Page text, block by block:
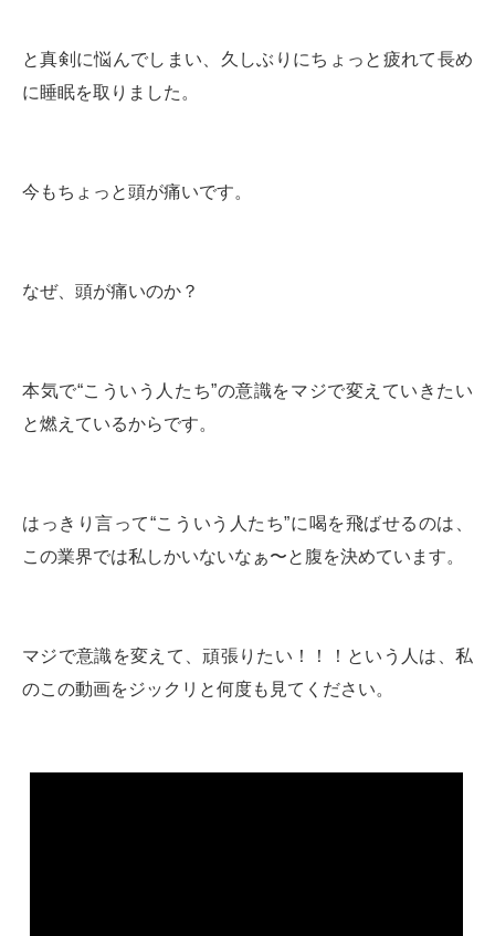
と真剣に悩んでしまい、久しぶりにちょっと疲れて長め
に睡眠を取りました。
今もちょっと頭が痛いです。
なぜ、頭が痛いのか？
本気で“こういう人たち”の意識をマジで変えていきたい
と燃えているからです。
はっきり言って“こういう人たち”に喝を飛ばせるのは、
この業界では私しかいないなぁ〜と腹を決めています。
マジで意識を変えて、頑張りたい！！！という人は、私
のこの動画をジックリと何度も見てください。